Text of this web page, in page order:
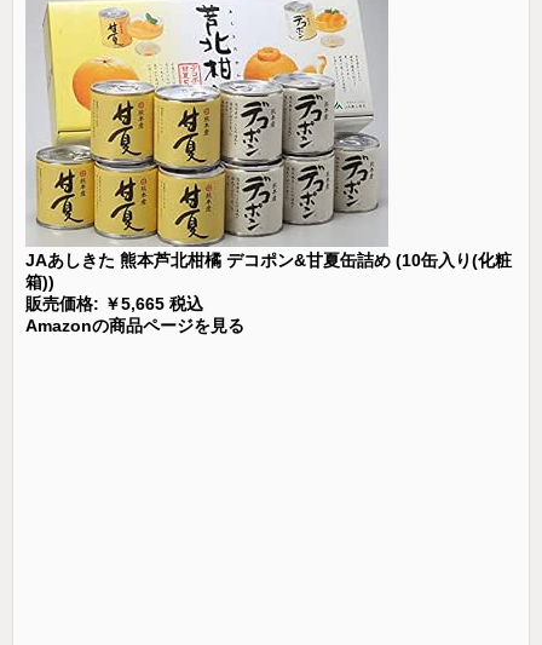
JAあしきた 熊本芦北柑橘 デコポン&甘夏缶詰め (10缶入り(化粧
箱))
販売価格: ￥5,665 税込
Amazonの商品ページを見る